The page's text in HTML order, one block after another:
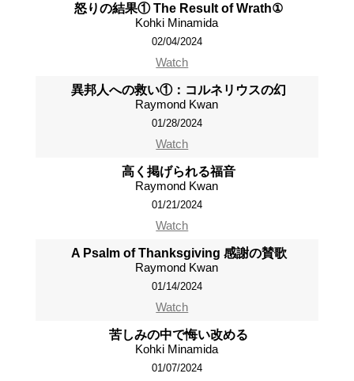
怒りの結果① The Result of Wrath①
Kohki Minamida
02/04/2024
Watch
異邦人への救い①：コルネリウスの幻
Raymond Kwan
01/28/2024
Watch
高く掲げられる福音
Raymond Kwan
01/21/2024
Watch
A Psalm of Thanksgiving 感謝の賛歌
Raymond Kwan
01/14/2024
Watch
苦しみの中で悔い改める
Kohki Minamida
01/07/2024